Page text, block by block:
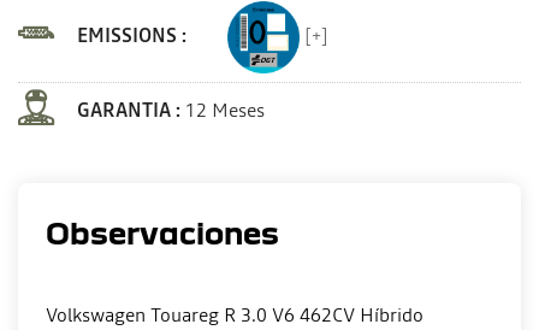
EMISSIONS : [+]
GARANTIA : 12 Meses
Observaciones
Volkswagen Touareg R 3.0 V6 462CV Híbrido